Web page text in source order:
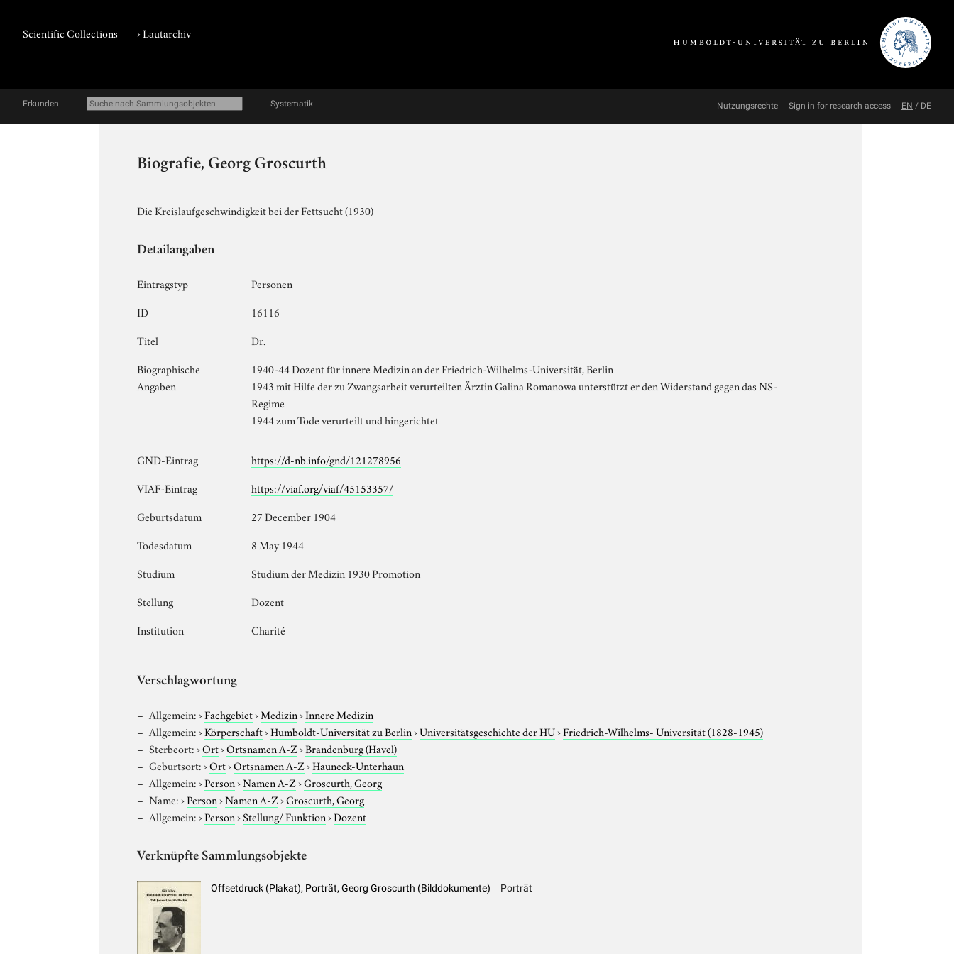
Scientific Collections ›Lautarchiv
Erkunden Systematik Nutzungsrechte Sign in for research access EN / DE
Biografie, Georg Groscurth
Die Kreislaufgeschwindigkeit bei der Fettsucht (1930)
Detailangaben
Eintragstyp
Personen
ID
16116
Titel
Dr.
Biographische
Angaben
1940-44 Dozent für innere Medizin an der Friedrich-Wilhelms-Universität, Berlin
1943 mit Hilfe der zu Zwangsarbeit verurteilten Ärztin Galina Romanowa unterstützt er den Widerstand gegen das NS-
Regime
1944 zum Tode verurteilt und hingerichtet
GND-Eintrag
https://d-nb.info/gnd/121278956
VIAF-Eintrag
https://viaf.org/viaf/45153357/
Geburtsdatum
27 December 1904
Todesdatum
8 May 1944
Studium
Studium der Medizin 1930 Promotion
Stellung
Dozent
Institution
Charité
Verschlagwortung
Allgemein:›Fachgebiet›Medizin›Innere Medizin
Allgemein:›Körperschaft›Humboldt-Universität zu Berlin›Universitätsgeschichte der HU›Friedrich-Wilhelms- Universität (1828-1945)
Sterbeort:›Ort›Ortsnamen A-Z›Brandenburg (Havel)
Geburtsort:›Ort›Ortsnamen A-Z›Hauneck-Unterhaun
Allgemein:›Person›Namen A-Z›Groscurth, Georg
Name:›Person›Namen A-Z›Groscurth, Georg
Allgemein:›Person›Stellung/ Funktion›Dozent
Verknüpfte Sammlungsobjekte
Offsetdruck (Plakat), Porträt, Georg Groscurth (Bilddokumente) Porträt